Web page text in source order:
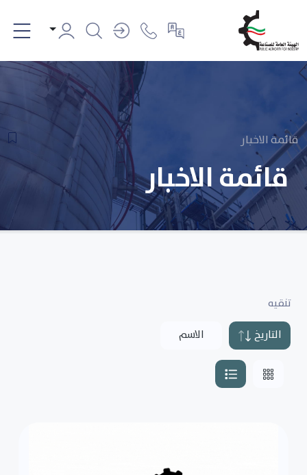
قائمة الاخبار
قائمة الاخبار
تنقيه
التاريخ
الاسم